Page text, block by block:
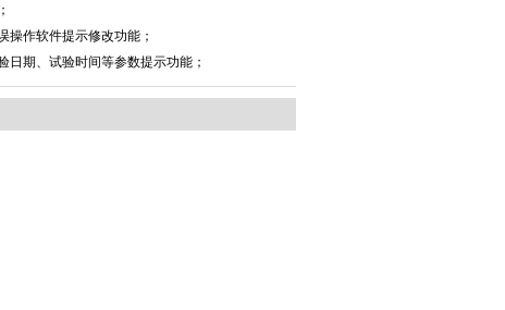
操作软件提示修改功能；
日期、试验时间等参数提示功能；